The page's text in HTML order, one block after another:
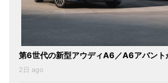
第6世代の新型アウディA6／A6アバント
2日 ago